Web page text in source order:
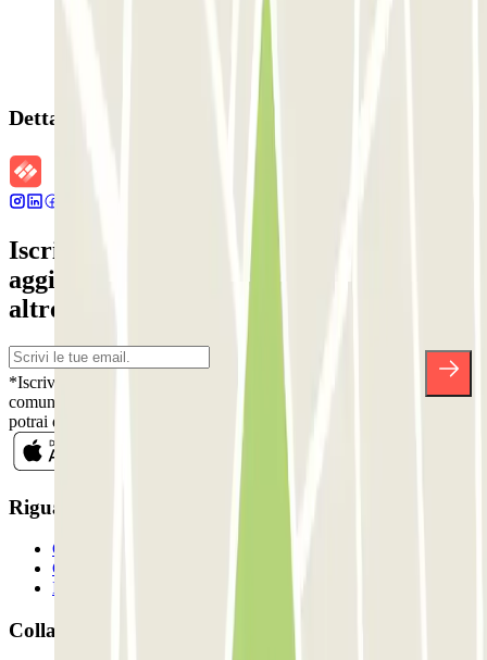
Dettagli della prenotazione
Iscriviti alla nostra Newsletter e rimani
aggiornato su sconti, concorsi e tante
altre sorprese.
*Iscrivendoti, accetti la nostra Informativa sulla Privacy per ricevere
comunicazioni commerciali da Parclick. Senza alcun impegno,
potrai disiscriverti quando vuoi direttamente dalla stessa newsletter.
Riguardo a Parclcik
Chi siamo
Come funziona?
I Nostri Parcheggi
Collaboriamo?